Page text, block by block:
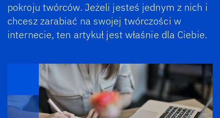
pokroju twórców. Jeżeli jesteś jednym z nich i
chcesz zarabiać na swojej twórczości w
internecie, ten artykuł jest właśnie dla Ciebie.